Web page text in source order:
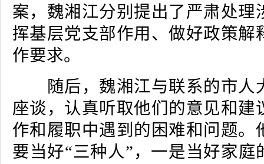
案，魏湘江分别提出了严肃处理
挥基层党支部作用、做好政策解
作要求。
随后，魏湘江与联系的市人
座谈，认真听取他们的意见和建
作和履职中遇到的困难和问题。
要当好“三种人”，一是当好家庭